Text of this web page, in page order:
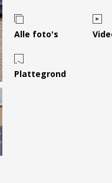
Over Ons
Alle foto's
Plattegrond